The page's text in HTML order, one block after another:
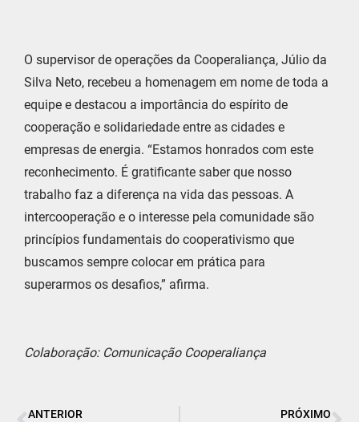
O supervisor de operações da Cooperaliança, Júlio da
Silva Neto, recebeu a homenagem em nome de toda a
equipe e destacou a importância do espírito de
cooperação e solidariedade entre as cidades e
empresas de energia. “Estamos honrados com este
reconhecimento. É gratificante saber que nosso
trabalho faz a diferença na vida das pessoas. A
intercooperação e o interesse pela comunidade são
princípios fundamentais do cooperativismo que
buscamos sempre colocar em prática para
superarmos os desafios,” afirma.
Colaboração: Comunicação Cooperaliança
ANTERIOR PRÓXIMO